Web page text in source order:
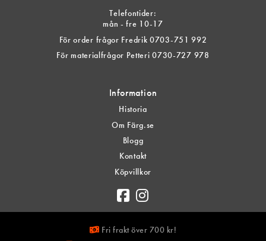
Telefontider:
mån - fre 10-17
För order frågor Fredrik 0703-751 992
För materialfrågor Petteri 0730-727 978
Information
Historia
Om Färg.se
Blogg
Kontakt
Köpvillkor
Fri frakt över 700 kr!